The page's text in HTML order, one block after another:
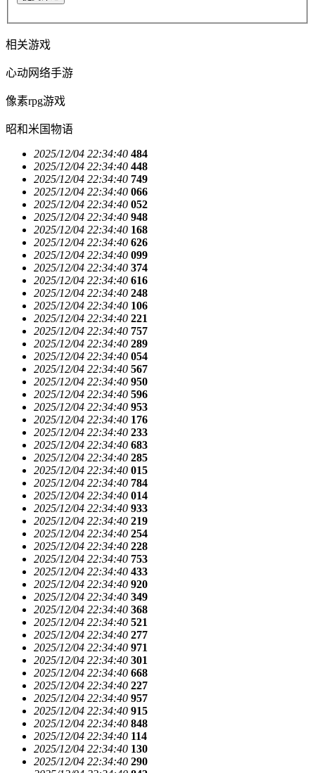
相关游戏
心动网络手游
像素rpg游戏
昭和米国物语
2025/12/04 22:34:40 484
2025/12/04 22:34:40 448
2025/12/04 22:34:40 749
2025/12/04 22:34:40 066
2025/12/04 22:34:40 052
2025/12/04 22:34:40 948
2025/12/04 22:34:40 168
2025/12/04 22:34:40 626
2025/12/04 22:34:40 099
2025/12/04 22:34:40 374
2025/12/04 22:34:40 616
2025/12/04 22:34:40 248
2025/12/04 22:34:40 106
2025/12/04 22:34:40 221
2025/12/04 22:34:40 757
2025/12/04 22:34:40 289
2025/12/04 22:34:40 054
2025/12/04 22:34:40 567
2025/12/04 22:34:40 950
2025/12/04 22:34:40 596
2025/12/04 22:34:40 953
2025/12/04 22:34:40 176
2025/12/04 22:34:40 233
2025/12/04 22:34:40 683
2025/12/04 22:34:40 285
2025/12/04 22:34:40 015
2025/12/04 22:34:40 784
2025/12/04 22:34:40 014
2025/12/04 22:34:40 933
2025/12/04 22:34:40 219
2025/12/04 22:34:40 254
2025/12/04 22:34:40 228
2025/12/04 22:34:40 753
2025/12/04 22:34:40 433
2025/12/04 22:34:40 920
2025/12/04 22:34:40 349
2025/12/04 22:34:40 368
2025/12/04 22:34:40 521
2025/12/04 22:34:40 277
2025/12/04 22:34:40 971
2025/12/04 22:34:40 301
2025/12/04 22:34:40 668
2025/12/04 22:34:40 227
2025/12/04 22:34:40 957
2025/12/04 22:34:40 915
2025/12/04 22:34:40 848
2025/12/04 22:34:40 114
2025/12/04 22:34:40 130
2025/12/04 22:34:40 290